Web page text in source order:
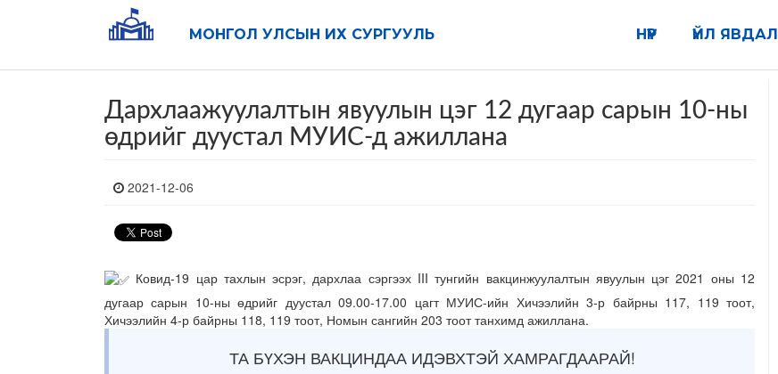
МОНГОЛ УЛСЫН ИХ СУРГУУЛЬ ҮЙЛ ЯВДАЛ
НҮҮР
Дархлаажуулалтын явуулын цэг 12 дугаар сарын 10-ны
өдрийг дуустал МУИС-д ажиллана
2021-12-06
Ковид-19 цар тахлын эсрэг, дархлаа сэргээх III тунгийн вакцинжуулалтын явуулын цэг 2021 оны 12
дугаар сарын 10-ны өдрийг дуустал 09.00-17.00 цагт МУИС-ийн Хичээлийн 3-р байрны 117, 119 тоот,
Хичээлийн 4-р байрны 118, 119 тоот, Номын сангийн 203 тоот танхимд ажиллана.
ТА БҮХЭН ВАКЦИНДАА ИДЭВХТЭЙ ХАМРАГДААРАЙ!